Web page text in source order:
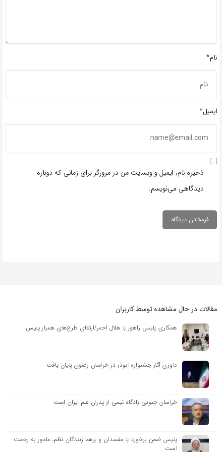
نام*
ایمیل*
ذخیره نام، ایمیل و وبسایت من در مرورگر برای زمانی که دوباره
دیدگاهی می‌نویسم.
مقالات در حال مشاهده توسط کاربران
همکاری پلیس راهور با هلال احمر/ارتقای طرح‌های همیار پلیس
داوری آثار جشنواره ابوذر در خراسان رضوی پایان یافت
خراسان جنوبی زادگاه نیمی از پدران علم ایران است
پلیس ضمن برخورد با مفسدان و برهم زنندگان نظم، مامور به رحمت
است